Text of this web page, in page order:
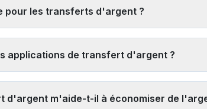
1 à 3 jours ouvrables mais peuvent offrir de
pour les transferts d'argent ?
notreoutil de comparaison en temps réel
applications de transfert d'argent ?
à des destinataires inconnus ou à des fins
d'argent m'aide-t-il à économiser de